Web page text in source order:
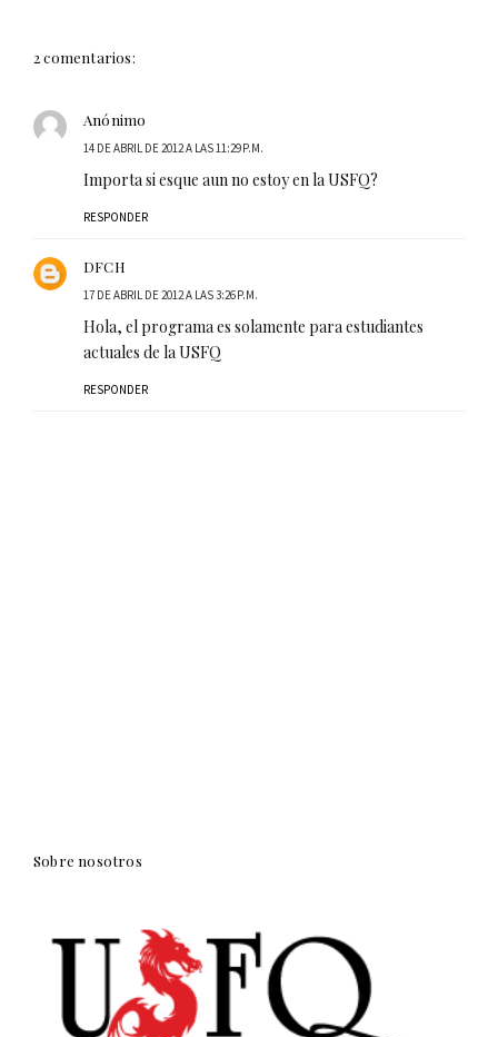
2 comentarios:
Anónimo
14 DE ABRIL DE 2012 A LAS 11:29 P.M.
Importa si esque aun no estoy en la USFQ?
RESPONDER
DFCH
17 DE ABRIL DE 2012 A LAS 3:26 P.M.
Hola, el programa es solamente para estudiantes
actuales de la USFQ
RESPONDER
Sobre nosotros